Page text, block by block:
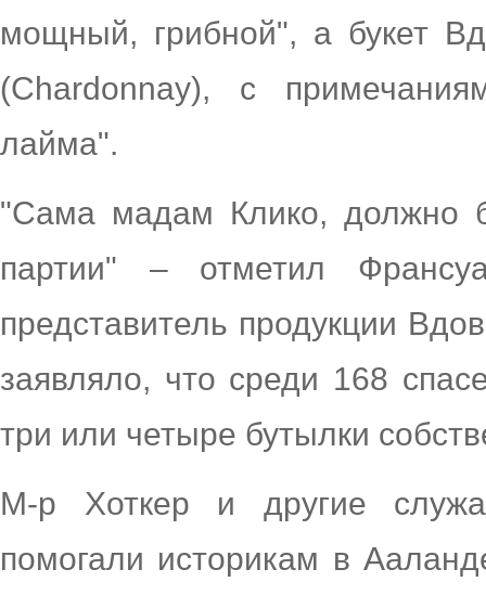
мощный, грибной", а букет
(Chardonnay), с
лайма".
"Сама мадам Клико, должно
партии" – отметил
представитель продукции
заявляло, что среди 168
три или четыре бутылки
М-р Хоткер и другие
помогали историкам в